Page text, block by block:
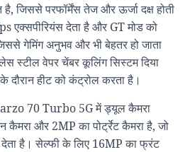
जिससे परफॉर्मेंस तेज और ऊर्जा दक्ष होती
एक्सपीरियंस देता है और GT मोड को
गेमिंग अनुभव और भी बेहतर हो जाता
स्टील वेपर चेंबर कूलिंग सिस्टम दिया
हीट को कंट्रोल करता है।
70 Turbo 5G में ड्यूल कैमरा
और 2MP का पोर्ट्रेट कैमरा है, जो
देता है। सेल्फी के लिए 16MP का फ्रंट